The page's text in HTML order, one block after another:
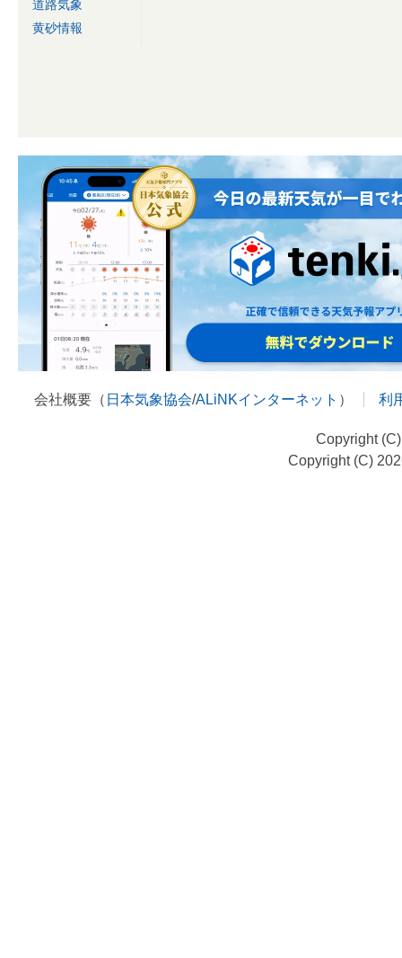
道路気象
黄砂情報
会社概要（ 日本気象協会/ALiNKインターネット ） 利
Copyright
Copyright (C)